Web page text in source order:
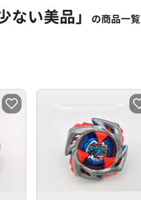
ない美品」 の商品一覧